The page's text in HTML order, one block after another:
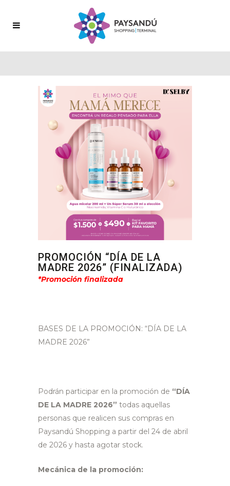
PROMOCIÓN “DÍA DE LA
MADRE 2026” (FINALIZADA)
*Promoción finalizada
BASES DE LA PROMOCIÓN: “DÍA DE LA
MADRE 2026”
Podrán participar en la promoción de “DÍA
DE LA MADRE 2026” todas aquellas
personas que realicen sus compras en
Paysandú Shopping a partir del 24 de abril
de 2026 y hasta agotar stock.
Mecánica de la promoción: